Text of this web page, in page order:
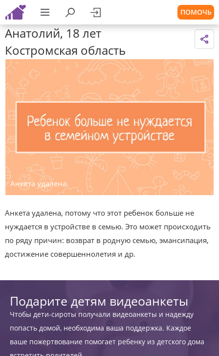
ПОМОЧЬ
Анатолий, 18 лет
Костромская область
Анкета удалена.
Анкета удалена, потому что этот ребенок больше не
нуждается в устройстве в семью. Это может происходить
по ряду причин: возврат в родную семью, эмансипация,
достижение совершеннолетия и др.
Подарите детям видеоанкеты
Чтобы дети-сироты получали видеоанкеты и надежду
попасть домой, необходима ваша поддержка. Каждое
ваше пожертвование помогает ребенку из детского дома